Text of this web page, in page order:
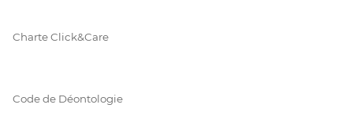
Charte Click&Care
Code de Déontologie